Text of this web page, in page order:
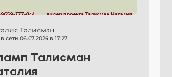
Талисман
сети 06.07.2026 в 17:27
Талисман